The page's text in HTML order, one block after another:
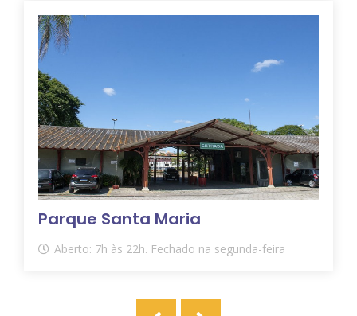
Parque Santa Maria
Aberto: 7h às 22h. Fechado na segunda-feira